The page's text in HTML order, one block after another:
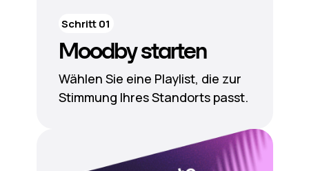
Moodby starten
Wählen Sie eine Playlist, die zur
Stimmung Ihres Standorts passt.
Schritt 01